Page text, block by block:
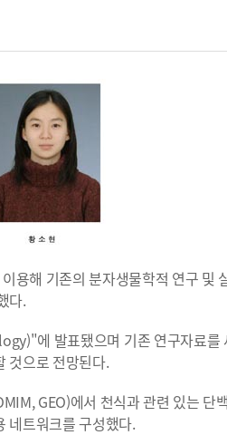
용해 기존의 분자생물학적 연구 및
다.
에 발표됐으며 기존 연구자료를
것으로 전망된다.
GEO)에서 천식과 관련 있는 단
네트워크를 구성했다.